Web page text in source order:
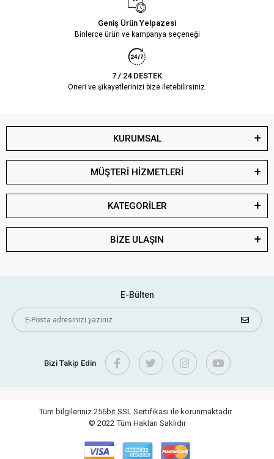
Geniş Ürün Yelpazesi
Binlerce ürün ve kampanya seçeneği
7 / 24 DESTEK
Öneri ve şikayetlerinizi bize iletebilirsiniz.
KURUMSAL
MÜŞTERİ HİZMETLERİ
KATEGORİLER
BİZE ULAŞIN
E-Bülten
Bizi Takip Edin
Tüm bilgileriniz 256bit SSL Sertifikası ile korunmaktadır.
© 2022 Tüm Hakları Saklıdır